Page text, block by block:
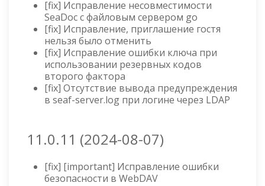
[fix] Исправление несовместимости
SeaDoc с файловым сервером go
[fix] Исправление, приглашение гостя
нельзя было отменить
[fix] Исправление ошибки ключа при
использовании резервных кодов
второго фактора
[fix] Отсутствие вывода предупреждения
в seaf-server.log при логине через LDAP
11.0.11 (2024-08-07)
[fix] [important] Исправление ошибки
безопасности в WebDAV